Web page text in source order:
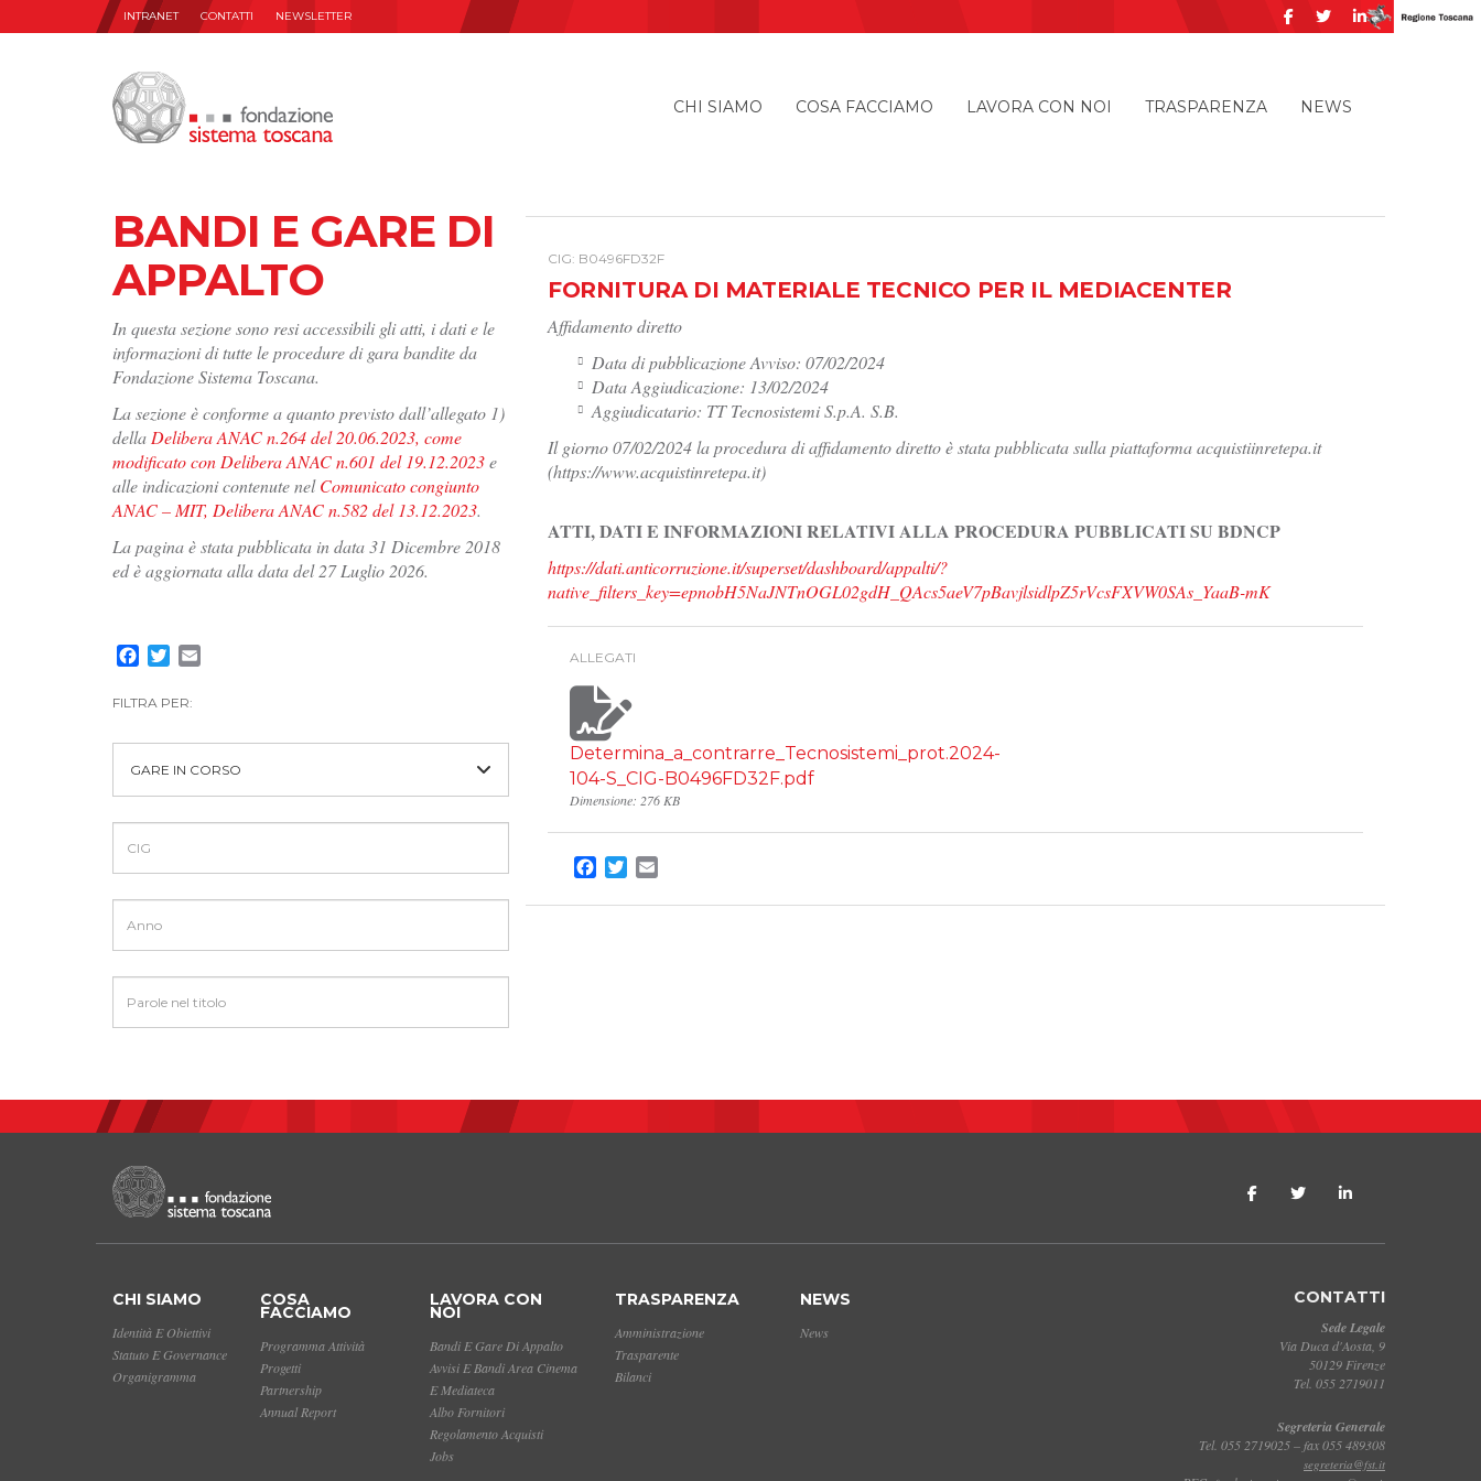
INTRANET CONTATTI NEWSLETTER
CHI SIAMO COSA FACCIAMO LAVORA CON NOI TRASPARENZA NEWS
BANDI E GARE DI
APPALTO
In questa sezione sono resi accessibili gli atti, i dati e le
informazioni di tutte le procedure di gara bandite da
Fondazione Sistema Toscana.
La sezione è conforme a quanto previsto dall’allegato 1)
della Delibera ANAC n.264 del 20.06.2023, come
modificato con Delibera ANAC n.601 del 19.12.2023e
alle indicazioni contenute nelComunicato congiunto
ANAC – MIT, Delibera ANAC n.582 del 13.12.2023.
La pagina è stata pubblicata in data 31 Dicembre 2018
ed è aggiornata alla data del 27 Luglio 2026.
Facebook
Twitter
FILTRA PER:
GARE IN CORSO
CIG: B0496FD32F
FORNITURA DI MATERIALE TECNICO PER IL MEDIACENTER
Affidamento diretto
Data di pubblicazione Avviso: 07/02/2024
Data Aggiudicazione: 13/02/2024
Aggiudicatario: TT Tecnosistemi S.p.A. S.B.
Il giorno 07/02/2024 la procedura di affidamento diretto è stata pubblicata sulla piattaforma acquistiinretepa.it
(https://www.acquistinretepa.it)
ATTI, DATI E INFORMAZIONI RELATIVI ALLA PROCEDURA PUBBLICATI SU BDNCP
https://dati.anticorruzione.it/superset/dashboard/appalti/?
native_filters_key=epnobH5NaJNTnOGL02gdH_QAcs5aeV7pBavjlsidlpZ5rVcsFXVW0SAs_YaaB-mK
ALLEGATI
Determina_a_contrarre_Tecnosistemi_prot.2024-
104-S_CIG-B0496FD32F.pdf
Dimensione: 276 KB
Facebook
Twitter
CHI SIAMO
Identità E Obiettivi
Statuto E Governance
Organigramma
COSA
FACCIAMO
Programma Attività
Progetti
Partnership
Annual Report
LAVORA CON
NOI
Bandi E Gare Di Appalto
Avvisi E Bandi Area Cinema
E Mediateca
Albo Fornitori
Regolamento Acquisti
Jobs
TRASPARENZA
Amministrazione
Trasparente
Bilanci
NEWS
News
CONTATTI
Sede Legale
Via Duca d'Aosta, 9
50129 Firenze
Tel. 055 2719011
Segreteria Generale
Tel. 055 2719025 – fax 055 489308
segreteria@fst.it